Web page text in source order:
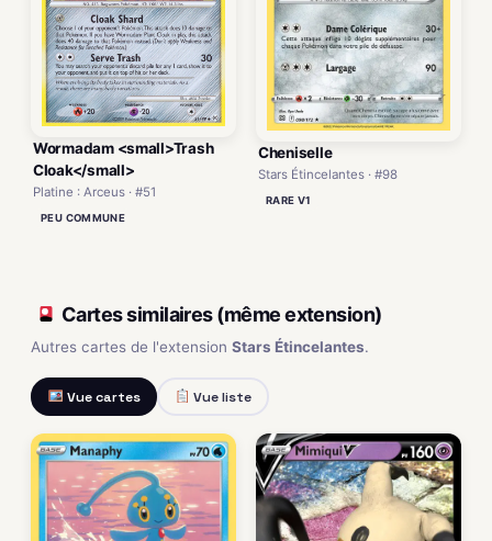
Wormadam <small>Trash
Cloak</small>
Platine : Arceus · #51
PEU COMMUNE
Cheniselle
Stars Étincelantes · #98
RARE V1
Cartes similaires (même extension)
Autres cartes de l'extension Stars Étincelantes.
Vue cartes Vue liste